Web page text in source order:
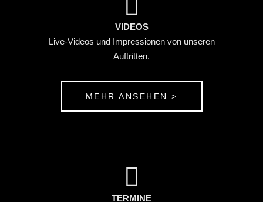
VIDEOS
Live-Videos und Impressionen von unseren
Auftritten.
MEHR ANSEHEN >
TERMINE